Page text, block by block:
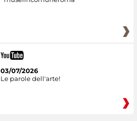
03/07/2026
Le parole dell'arte!